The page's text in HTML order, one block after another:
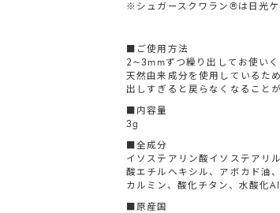
※シュガースクワラン®は日光ケ
■ご使用方法
2~3mmずつ繰り出してお使いく
天然由来成分を使用しているた
出しすぎると戻らなくなること
■内容量
3g
■全成分
イソステアリン酸イソステアリ
酸エチルヘキシル、アボカド油
カルミン、酸化チタン、水酸化
■原産国